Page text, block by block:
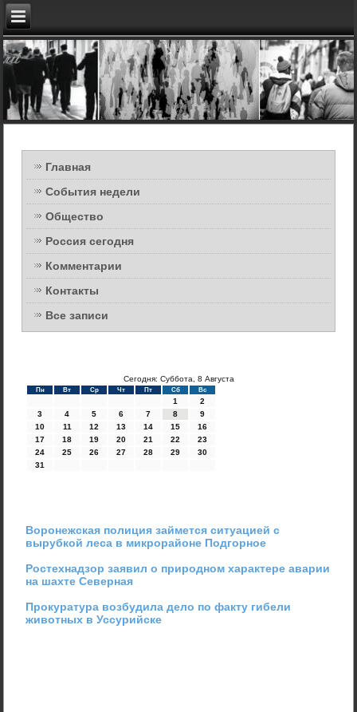
Главная
События недели
Общество
Россия сегодня
Комментарии
Контакты
Все записи
Сегодня: Суббота, 8 Августа
Пн Вт Ср Чт Пт Сб Вс
1
2
3
4 5 6 7 8
9
10
11 12 13 14 15
16
17
18 19 20 21 22
23
24
25 26 27 28 29
30
31
Воронежская полиция займется ситуацией с
вырубкой леса в микрорайоне Подгорное
Ростехнадзор заявил о природном характере аварии
на шахте Северная
Прокуратура возбудила дело по факту гибели
животных в Уссурийске